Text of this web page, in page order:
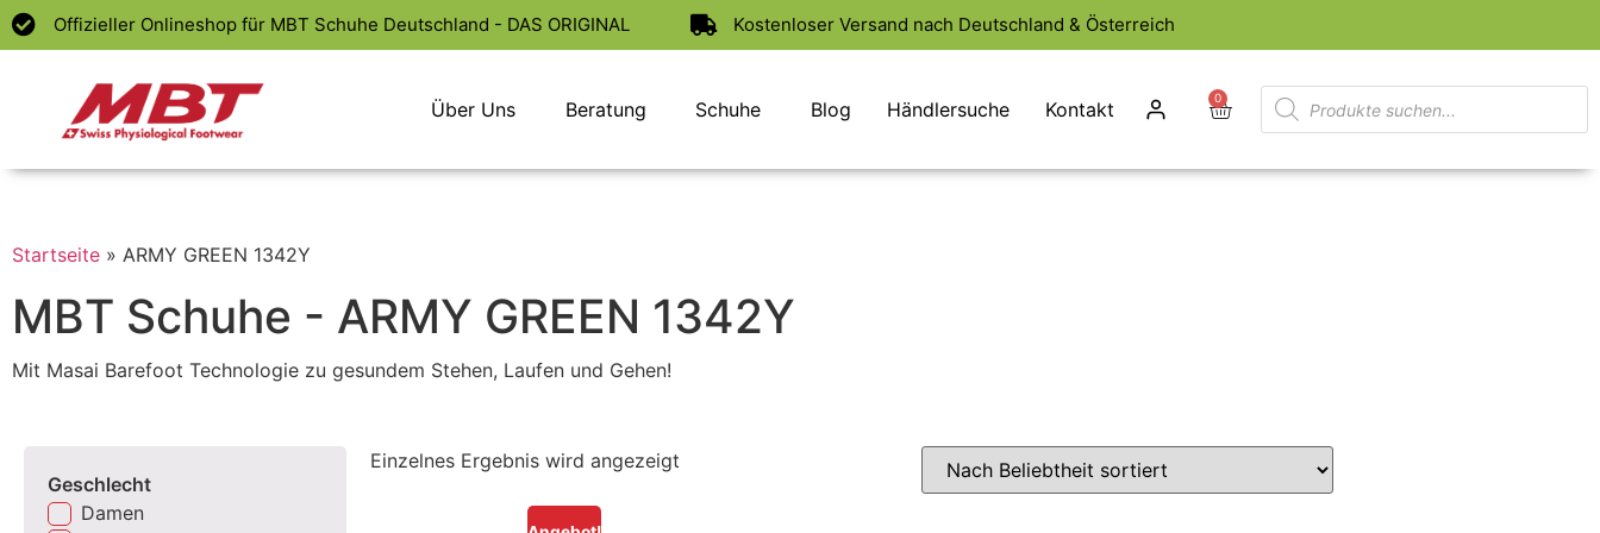
Offizieller Onlineshop für MBT Schuhe Deutschland - DAS ORIGINAL Kostenloser Versand nach Deutschland & Österreich
Über Uns Beratung Schuhe Blog Händlersuche Kontakt 0
Startseite » ARMY GREEN 1342Y
MBT Schuhe - ARMY GREEN 1342Y
Mit Masai Barefoot Technologie zu gesundem Stehen, Laufen und Gehen!
Geschlecht
Damen
Einzelnes Ergebnis wird angezeigt